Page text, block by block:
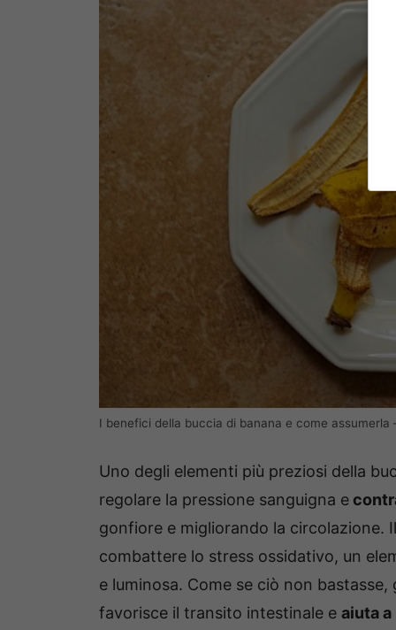
I benefici della buccia di banana e come assumerla
Uno degli elementi più preziosi della
regolare la pressione sanguigna e
gonfiore e migliorando la circolazione.
combattere lo stress ossidativo, un
e luminosa. Come se ciò non
favorisce il transito intestinale e aiuta